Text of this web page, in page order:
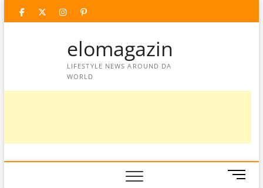
facebooktwitter
instagram
googleplus
pinterest
elomagazin
LIFESTYLE NEWS AROUND DA
WORLD
M